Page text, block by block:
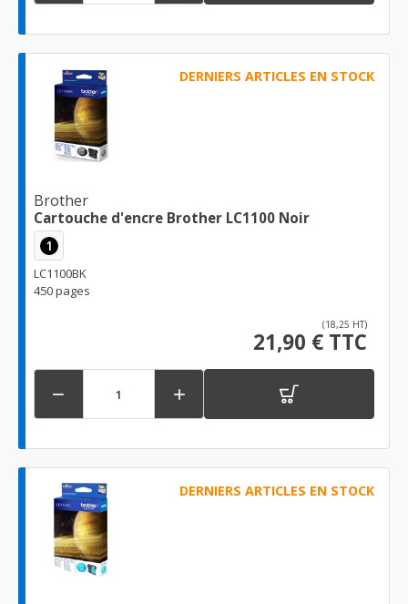
DERNIERS ARTICLES EN STOCK
Brother
Cartouche d'encre Brother LC1100 Noir
1
LC1100BK
450 pages
(18,25 HT)
21,90 € TTC
 
DERNIERS ARTICLES EN STOCK